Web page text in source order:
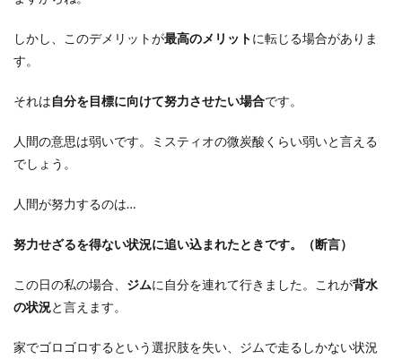
しかし、このデメリットが最高のメリットに転じる場合がありま
す。
それは自分を目標に向けて努力させたい場合です。
人間の意思は弱いです。ミスティオの微炭酸くらい弱いと言える
でしょう。
人間が努力するのは…
努力せざるを得ない状況に追い込まれたときです。 （断言）
この日の私の場合、 ジムに自分を連れて行きました。これが背水
の状況と言えます。
家でゴロゴロするという選択肢を失い、ジムで走るしかない状況